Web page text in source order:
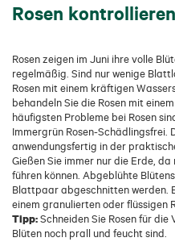
Rosen kontrollieren
Rosen zeigen im Juni ihre volle
regelmäßig. Sind nur wenige
Rosen mit einem kräftigen
behandeln Sie die Rosen mit
häufigsten Probleme bei Rosen
Immergrün Rosen-
anwendungsfertig in der
Gießen Sie immer nur die Erde,
führen können. Abgeblühte
Blattpaar abgeschnitten werden.
einem granulierten oder flüssigen
Tipp:Schneiden Sie Rosen für die
Blüten noch prall und feucht sind.